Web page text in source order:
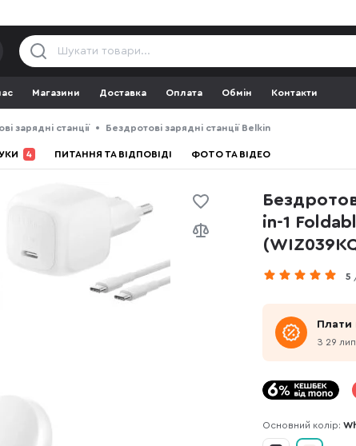
Магазини Доставка Оплата Обмін Контакти
зарядні станції Бездротові зарядні станції Belkin
4 ПИТАННЯ ТА ВІДПОВІДІ ФОТО ТА ВІДЕО
in-1
5
Плати
З 29
Основний колір: